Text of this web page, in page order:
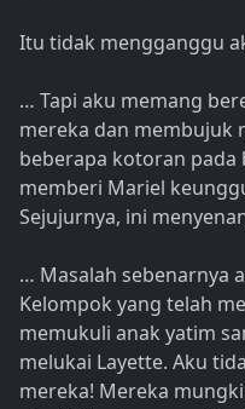
Itu tidak mengganggu
… Tapi aku memang
mereka dan membujuk
beberapa kotoran pada
memberi Mariel
Sejujurnya, ini
… Masalah sebenarnya
Kelompok yang telah
memukuli anak yatim
melukai Layette. Aku
mereka! Mereka